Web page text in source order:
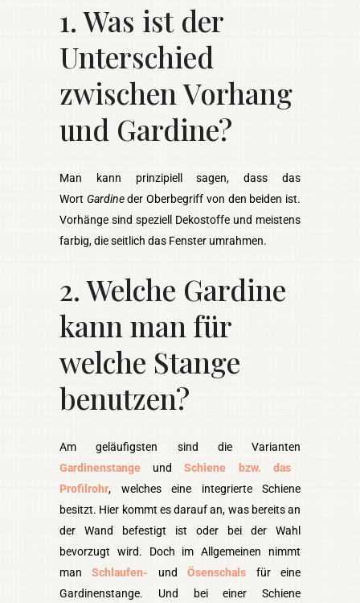
1. Was ist der
Unterschied
zwischen Vorhang
und Gardine?
Man kann prinzipiell sagen, dass das
Wort Gardineder Oberbegriff von den beiden ist.
Vorhänge sind speziell Dekostoffe und meistens
farbig, die seitlich das Fenster umrahmen.
2. Welche Gardine
kann man für
welche Stange
benutzen?
Am geläufigsten sind die Varianten
Gardinenstange undSchiene bzw. das
Profilrohr, welches eine integrierte Schiene
besitzt. Hier kommt es darauf an, was bereits an
der Wand befestigt ist oder bei der Wahl
bevorzugt wird. Doch im Allgemeinen nimmt
manSchlaufen- undÖsenschals für eine
Gardinenstange. Und bei einer Schiene